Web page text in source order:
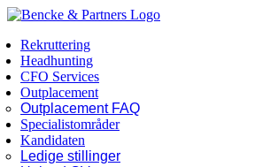
Skip
content
Facebook
LinkedIn
Rekruttering
Headhunting
CFO Services
Outplacement
Outplacement FAQ
Specialistområder
Kandidaten
Ledige stillinger